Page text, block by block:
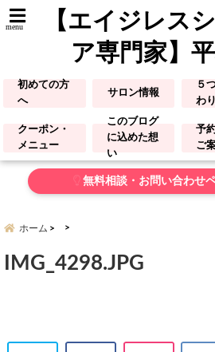
menu
【エイジレス
ア専門家】
初めての方
へ
サロン情報
５
わり
クーポン・
メニュー
このブログ
に込めた想
い
予
ご
無料相談・お問い合わせ
ホーム
IMG_4298.JPG